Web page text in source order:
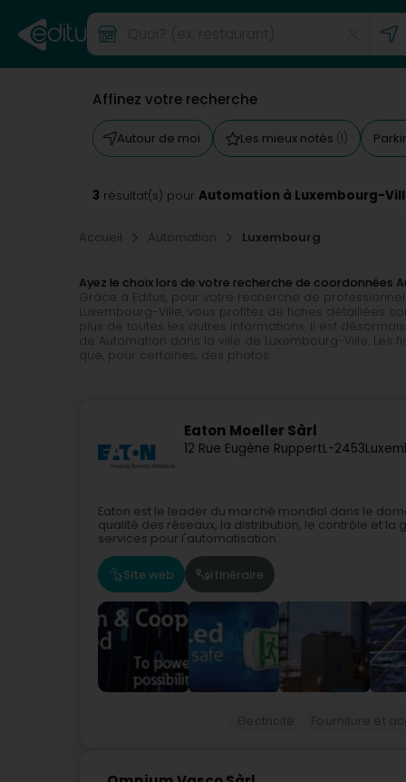
Affinez votre recherche
Autour de moi Les mieux notés (1)
3 résultat(s) pour Automation à Luxembourg-
Accueil Automation Luxembourg
Ayez le choix lors de votre recherche de coordonnées
Grâce à Editus, pour votre recherche de
Luxembourg-Ville, vous profitez de fiches détaillées
plus de toutes les autres informations. Il est
de Automation dans la ville de Luxembourg-Ville.
que, pour certaines, des photos.
Eaton Moeller Sàrl
12 Rue Eugène RuppertL-2453
Eaton est le leader du marché mondial dans le
qualité des réseaux, la distribution, le contrôle et la
services pour l'automatisation...
Site web Itinéraire